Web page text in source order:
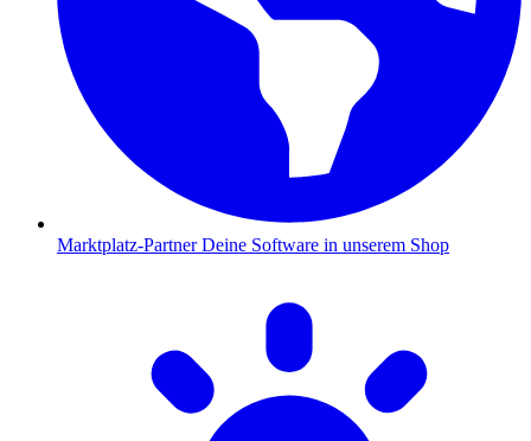
Marktplatz-Partner Deine Software in unserem Shop